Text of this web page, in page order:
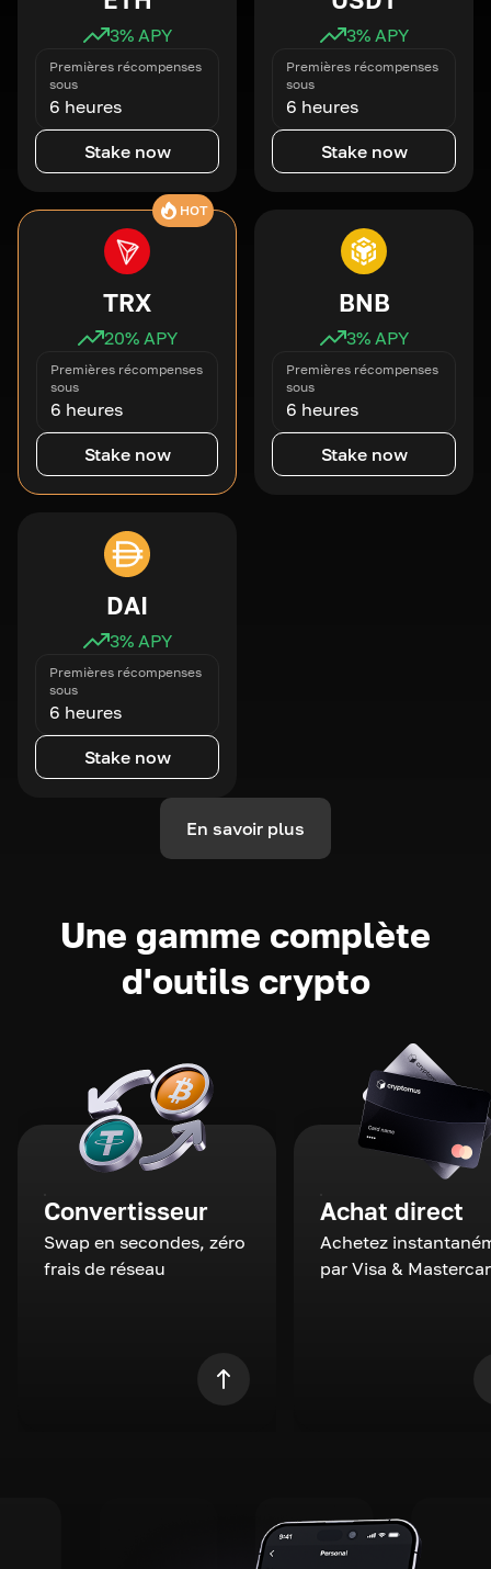
3% APY
Premières récompenses
sous
6 heures
Stake now
3% APY
Premières récompenses
sous
6 heures
Stake now
HOT
TRX
20% APY
Premières récompenses
sous
6 heures
Stake now
BNB
3% APY
Premières récompenses
sous
6 heures
Stake now
DAI
3% APY
Premières récompenses
sous
6 heures
Stake now
En savoir plus
Une gamme complète
d'outils crypto
Convertisseur
Swap en secondes, zéro
frais de réseau
Achat direct
Achetez
par Visa &